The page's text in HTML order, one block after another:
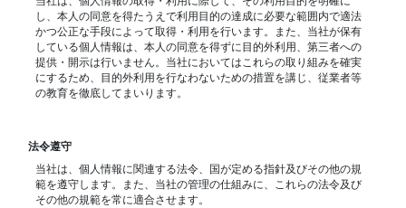
し、本人の同意を得たうえで利用目的の達成に必要な範囲内で適法
かつ公正な手段によって取得・利用を行います。また、当社が保有
している個人情報は、本人の同意を得ずに目的外利用、第三者への
提供・開示は行いません。当社においてはこれらの取り組みを確実
にするため、目的外利用を行なわないための措置を講じ、従業者等
の教育を徹底してまいります。
法令遵守
当社は、個人情報に関連する法令、国が定める指針及びその他の規
範を遵守します。また、当社の管理の仕組みに、これらの法令及び
その他の規範を常に適合させます。